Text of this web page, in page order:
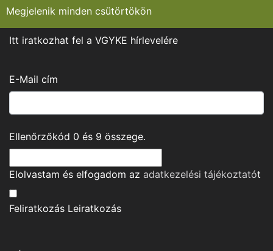
Megjelenik minden csütörtökön
Itt iratkozhat fel a VGYKE hírlevelére
E-Mail cím
Ellenőrzőkód 0 és 9 összege.
Elolvastam és elfogadom az adatkezelési tájékoztatót
Feliratkozás Leiratkozás